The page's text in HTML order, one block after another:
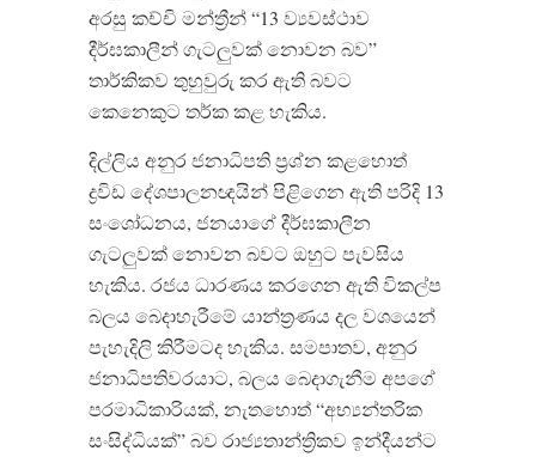
අරසු කච්චි මන්ත්‍රීන්“13 ව්‍යවස්ථාව
දීර්ඝකාලීන්ගැටලුවක්නොවන බව”
තාර්කිකව තුහුවුරු කරඇතිබවට
කෙනෙකුට තර්කකළ හැකිය.
දිල්ලිය අනුර ජනාධිපති ප්‍රශ්න කළහොත්
ද්‍රවිඩ දේශපාලනඥයින් පිළිගෙන ඇති පරිදි 13
සංශෝධනය, ජනයාගේ දීර්ඝකාලීන
ගැටලුවක් නොවන බවට ඔහුට පැවසිය
හැකිය. රජය ධාරණය කරගෙන ඇති විකල්ප
බලය බෙදාහැරීමේ යාන්ත්‍රණය දල වශයෙන්
පැහැදිලි කිරීමටද හැකිය. සමපාතව, අනුර
ජනාධිපතිවරයාට, බලය බෙදාගැනීම අපගේ
පරමාධිකාරියක්, නැතහොත්“අභ්‍යන්තරික
සංසිද්ධියක්”බව රාජ්‍යතාන්ත්‍රිකව ඉන්දීයන්ට